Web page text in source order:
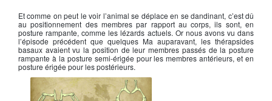
Et comme on peut le voir l’animal se déplace en se dandinant, c’est dû
au positionnement des membres par rapport au corps, ils sont, en
posture rampante, comme les lézards actuels. Or nous avons vu dans
l’épisode précédent que quelques Ma auparavant, les thérapsides
basaux avaient vu la position de leur membres passés de la posture
rampante à la posture semi-érigée pour les membres antérieurs, et en
posture érigée pour les postérieurs.